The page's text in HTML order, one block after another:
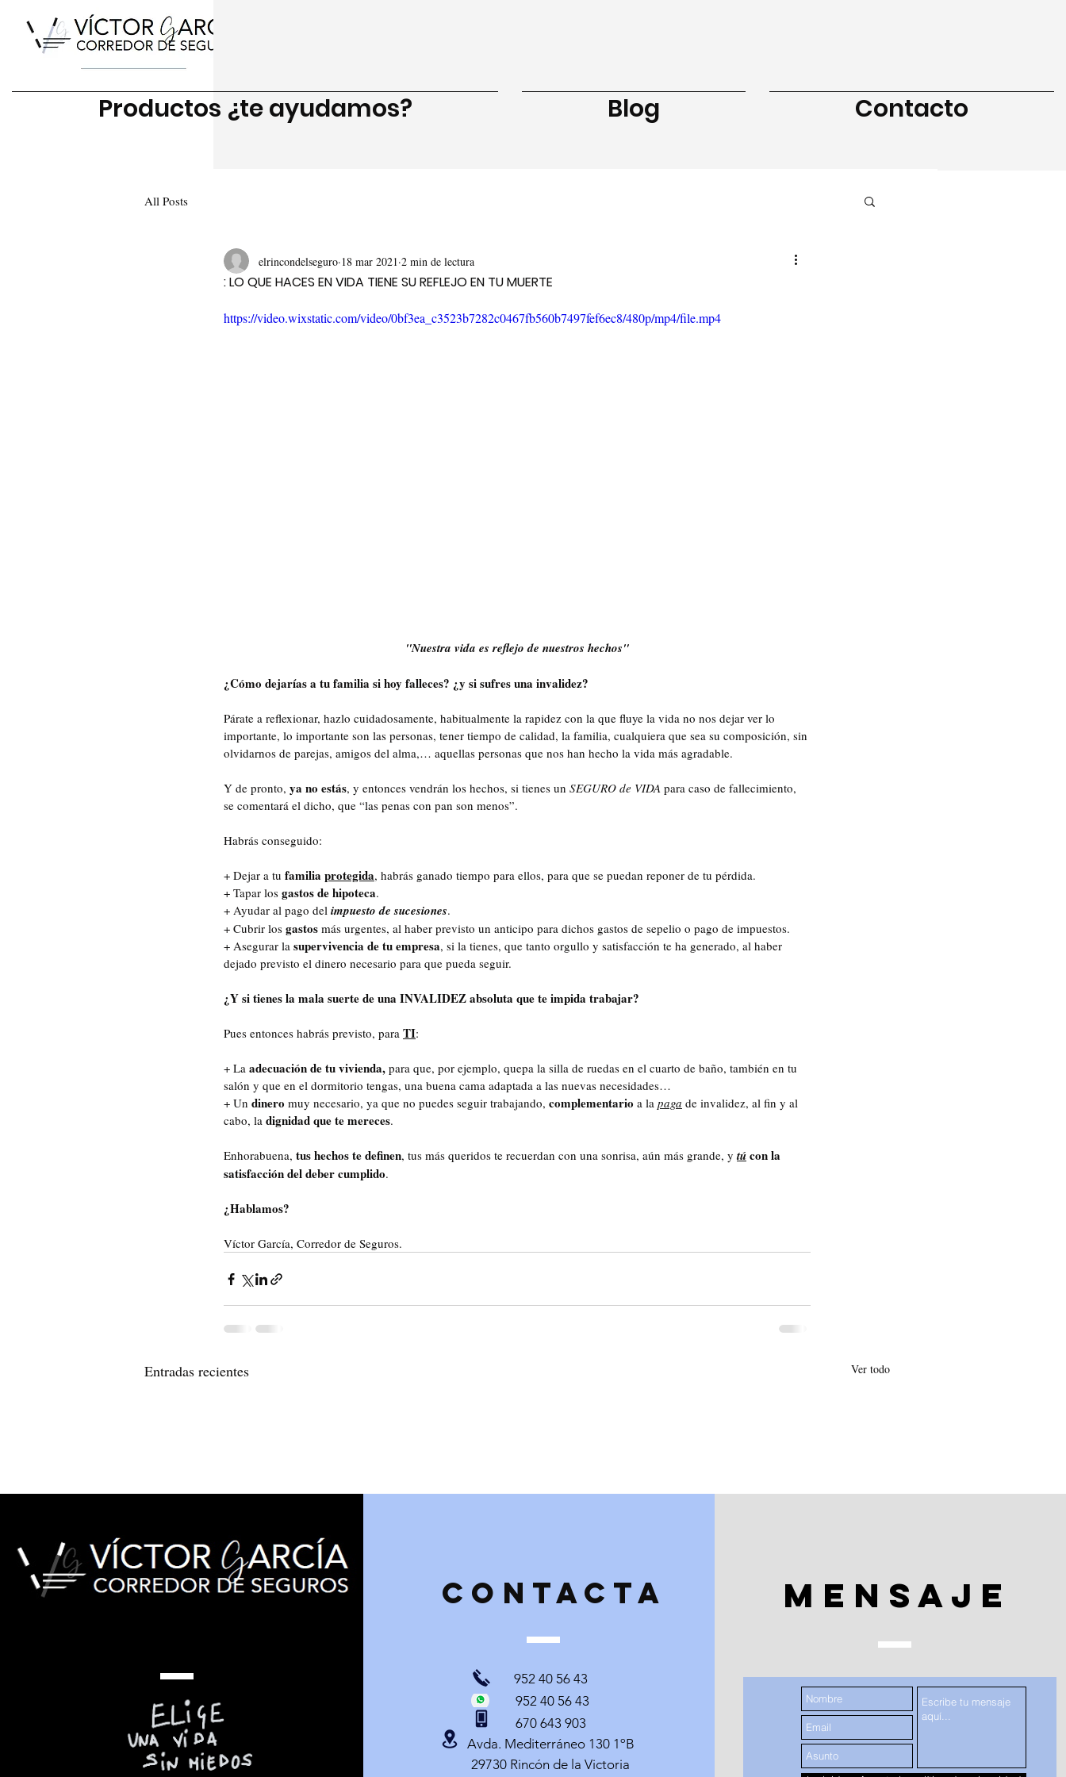
Productos ¿te ayudamos? Blog Contacto
All Posts
: LO QUE HACES EN VIDA TIENE SU REFLEJO EN TU MUERTE
elrincondelseguro 18 mar 2021 2 min de lectura
https://video.wixstatic.com/video/0bf3ea_c3523b7282c0467fb560b7497fef6ec8/480p/mp4/file.mp4
"Nuestra vida es reflejo de nuestros hechos"
¿Cómo dejarías a tu familia si hoy falleces? ¿y si sufres una invalidez?
Párate a reflexionar, hazlo cuidadosamente, habitualmente la rapidez con la que fluye la vida no nos dejar ver lo
importante, lo importante son las personas, tener tiempo de calidad, la familia, cualquiera que sea su composición, sin
olvidarnos de parejas, amigos del alma,… aquellas personas que nos han hecho la vida más agradable.
Y de pronto, ya no estás, y entonces vendrán los hechos, si tienes un SEGURO de VIDA para caso de fallecimiento,
se comentará el dicho, que “las penas con pan son menos”.
Habrás conseguido:
+ Dejar a tu familia protegida, habrás ganado tiempo para ellos, para que se puedan reponer de tu pérdida.
+ Tapar los gastos de hipoteca.
+ Ayudar al pago del impuesto de sucesiones.
+ Cubrir los gastos más urgentes, al haber previsto un anticipo para dichos gastos de sepelio o pago de impuestos.
+ Asegurar la supervivencia de tu empresa, si la tienes, que tanto orgullo y satisfacción te ha generado, al haber
dejado previsto el dinero necesario para que pueda seguir.
¿Y si tienes la mala suerte de una INVALIDEZ absoluta que te impida trabajar?
Pues entonces habrás previsto, para TI:
+ La adecuación de tu vivienda, para que, por ejemplo, quepa la silla de ruedas en el cuarto de baño, también en tu
salón y que en el dormitorio tengas, una buena cama adaptada a las nuevas necesidades…
+ Un dinero muy necesario, ya que no puedes seguir trabajando, complementario a la paga de invalidez, al fin y al
cabo, la dignidad que te mereces.
Enhorabuena, tus hechos te definen, tus más queridos te recuerdan con una sonrisa, aún más grande, y tú con la
satisfacción del deber cumplido.
¿Hablamos?
Víctor García, Corredor de Seguros.
Entradas recientes Ver todo
Escribir un comentario...
© 2021 by Víctor García. Creado con
contacta
952 40 56 43
952 40 56 43
670 643 903
Avda. Mediterráneo 130 1ºB
29730 Rincón de la Victoria
Mensaje